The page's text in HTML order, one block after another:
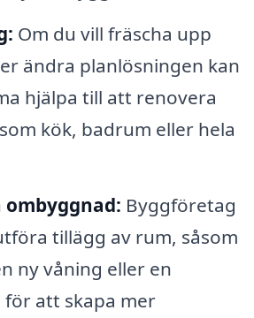
Om du vill fräscha upp
ändra planlösningen kan
hjälpa till att renovera
kök, badrum eller hela
ombyggnad: Byggföretag
tillägg av rum, såsom
ny våning eller en
att skapa mer